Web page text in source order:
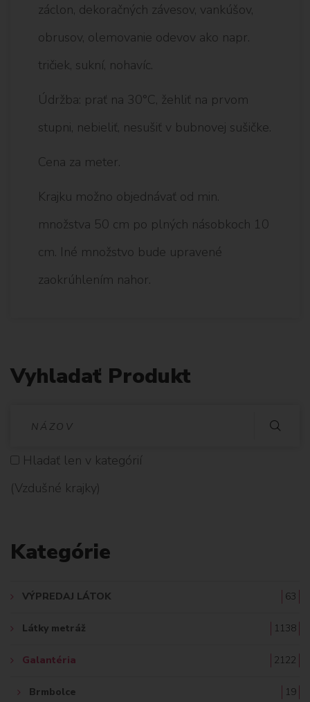
záclon, dekoračných závesov, vankúšov,
obrusov, olemovanie odevov ako napr.
tričiek, sukní, nohavíc.
Údržba: prať na 30°C, žehliť na prvom
stupni, nebieliť, nesušiť v bubnovej sušičke.
Cena za meter.
Krajku možno objednávať od min.
množstva 50 cm po plných násobkoch 10
cm. Iné množstvo bude upravené
zaokrúhlením nahor.
Vyhladať Produkt
D
Hladať len v kategórií
(Vzdušné krajky)
Kategórie
VÝPREDAJ LÁTOK 63
Látky metráž 1138
Galantéria 2122
Brmbolce 19